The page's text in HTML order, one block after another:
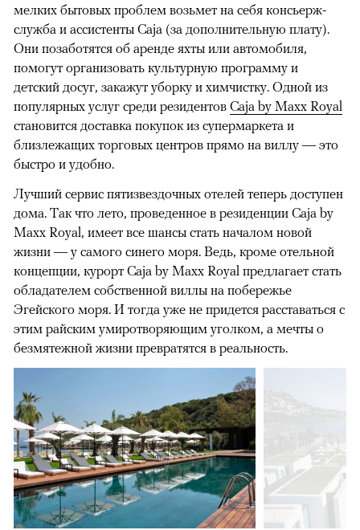
мелких бытовых проблем возьмет на себя консьерж-
служба и ассистенты Caja (за дополнительную плату).
Они позаботятся об аренде яхты или автомобиля,
помогут организовать культурную программу и
детский досуг, закажут уборку и химчистку. Одной из
популярных услуг среди резидентов Caja by Maxx Royal
становится доставка покупок из супермаркета и
близлежащих торговых центров прямо на виллу — это
быстро и удобно.
Лучший сервис пятизвездочных отелей теперь доступен
дома. Так что лето, проведенное в резиденции Caja by
Maxx Royal, имеет все шансы стать началом новой
жизни — у самого синего моря. Ведь, кроме отельной
концепции, курорт Caja by Maxx Royal предлагает стать
обладателем собственной виллы на побережье
Эгейского моря. И тогда уже не придется расставаться с
этим райским умиротворяющим уголком, а мечты о
безмятежной жизни превратятся в реальность.